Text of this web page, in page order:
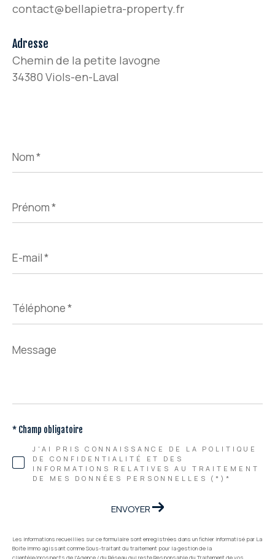
contact@bellapietra-property.fr
Adresse
Chemin de la petite lavogne
34380 Viols-en-Laval
*
*
mail
*
*
Message
*
J'AI PRIS CONNAISSANCE DE LA POLITIQUE
DE CONFIDENTIALITÉ ET DES
INFORMATIONS RELATIVES AU TRAITEMENT
DE MES DONNÉES PERSONNELLES (*)*
* Champ obligatoire
ENVOYER
Les informations recueillies sur ce formulaire sont enregistrées dans un fichier informatisé par La
Boite Immo agissant comme Sous-traitant du traitement pour la gestion de la